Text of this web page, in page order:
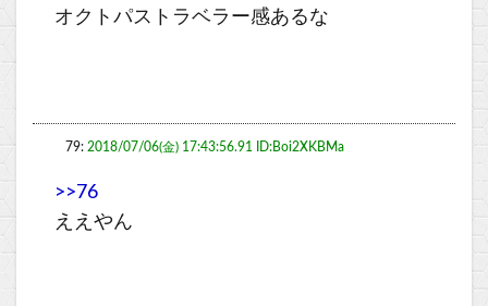
オクトパストラベラー感あるな
79: 2018/07/06(金) 17:43:56.91 ID:Boi2XKBMa
>>76
ええやん